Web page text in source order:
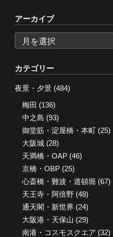
アーカイブ
ー
カ
イ
ブ
カテゴリー
夜景・夕景 (484)
梅田 (136)
中之島 (93)
御堂筋・淀屋橋・本町 (25)
大阪城 (28)
天満橋・OAP (46)
京橋・OBP (25)
心斎橋・難波・道頓堀 (67)
天王寺・阿倍野 (48)
通天閣・新世界 (24)
大阪港・天保山 (29)
南港・コスモスクエア (32)